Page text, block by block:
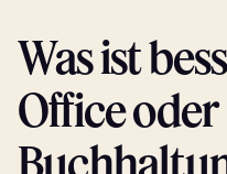
Was ist
Office oder